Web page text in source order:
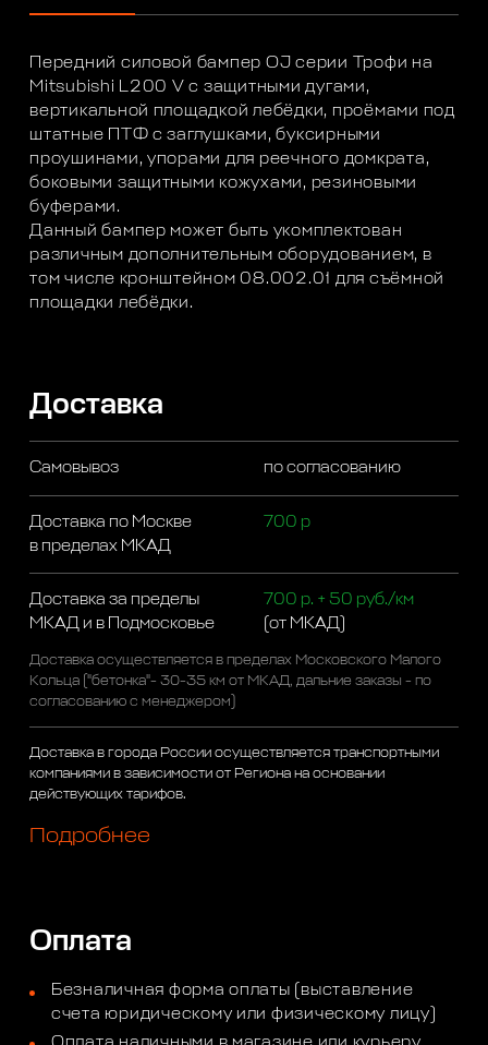
Передний силовой бампер OJ серии Трофи на
Mitsubishi L200 V с защитными дугами,
вертикальной площадкой лебёдки, проёмами под
штатные ПТФ с заглушками, буксирными
проушинами, упорами для реечного домкрата,
боковыми защитными кожухами, резиновыми
буферами.
Данный бампер может быть укомплектован
различным дополнительным оборудованием, в
том числе кронштейном 08.002.01 для съёмной
площадки лебёдки.
Доставка
Самовывоз по согласованию
Доставка по Москве
в пределах МКАД
700 р
Доставка за пределы
МКАД и в Подмосковье
700 р. + 50 руб./км
(от МКАД)
Доставка осуществляется в пределах Московского Малого
Кольца ("бетонка"- 30-35 км от МКАД, дальние заказы - по
согласованию с менеджером)
Доставка в города России осуществляется транспортными
компаниями в зависимости от Региона на основании
действующих тарифов.
Подробнее
Оплата
Безналичная форма оплаты (выставление
счета юридическому или физическому лицу)